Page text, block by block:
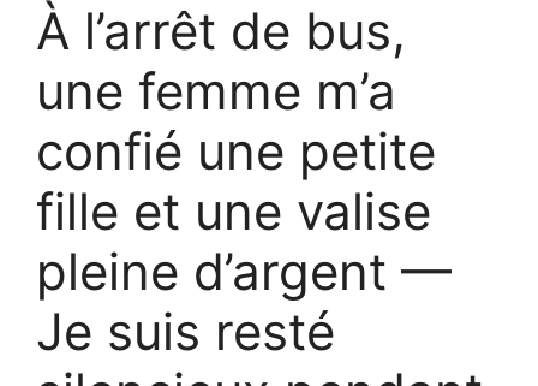
À l’arrêt de bus,
une femme m’a
confié une petite
fille et une valise
pleine d’argent —
Je suis resté